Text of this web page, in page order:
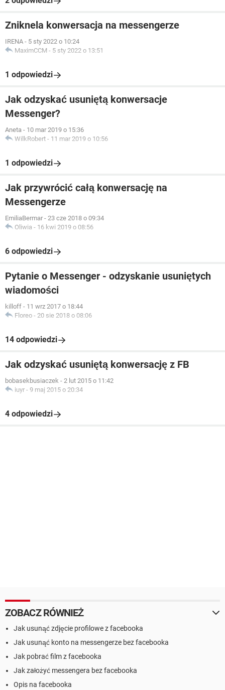
Zniknela konwersacja na messengerze
IRENA - 5 sty 2022 o 10:24
MaximCCM - 5 sty 2022 o 13:51
1 odpowiedzi
Jak odzyskać usuniętą konwersacje
Messenger?
Aneta - 10 mar 2019 o 15:36
WilkRobert - 11 mar 2019 o 10:56
1 odpowiedzi
Jak przywrócić całą konwersację na
Messengerze
EmiliaBermar - 23 cze 2018 o 09:34
Oliwia - 16 kwi 2019 o 08:56
6 odpowiedzi
Pytanie o Messenger - odzyskanie usuniętych
wiadomości
killoff - 11 wrz 2017 o 18:44
Floreo - 20 sie 2018 o 08:06
14 odpowiedzi
Jak odzyskać usuniętą konwersację z FB
bobasekbusiaczek - 2 lut 2015 o 11:42
iuyr - 9 maj 2015 o 20:34
4 odpowiedzi
ZOBACZ RÓWNIEŻ
Jak usunąć zdjęcie profilowe z facebooka
Jak usunąć konto na messengerze bez facebooka
Jak pobrać film z facebooka
Jak założyć messengera bez facebooka
Opis na facebooka